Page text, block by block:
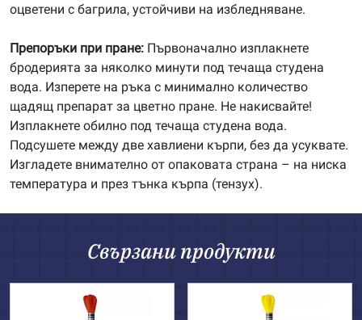
оцветени с багрила, устойчиви на избледняване.
Препоръки при пране: Първоначално изплакнете
бродерията за няколко минути под течаща студена
вода. Изперете на ръка с минимално количество
щадящ препарат за цветно пране. Не накисвайте!
Изплакнете обилно под течаща студена вода.
Подсушете между две хавлиени кърпи, без да усуквате.
Изгладете внимателно от опаковата страна – на ниска
температура и през тънка кърпа (тензух).
Свързани продукти